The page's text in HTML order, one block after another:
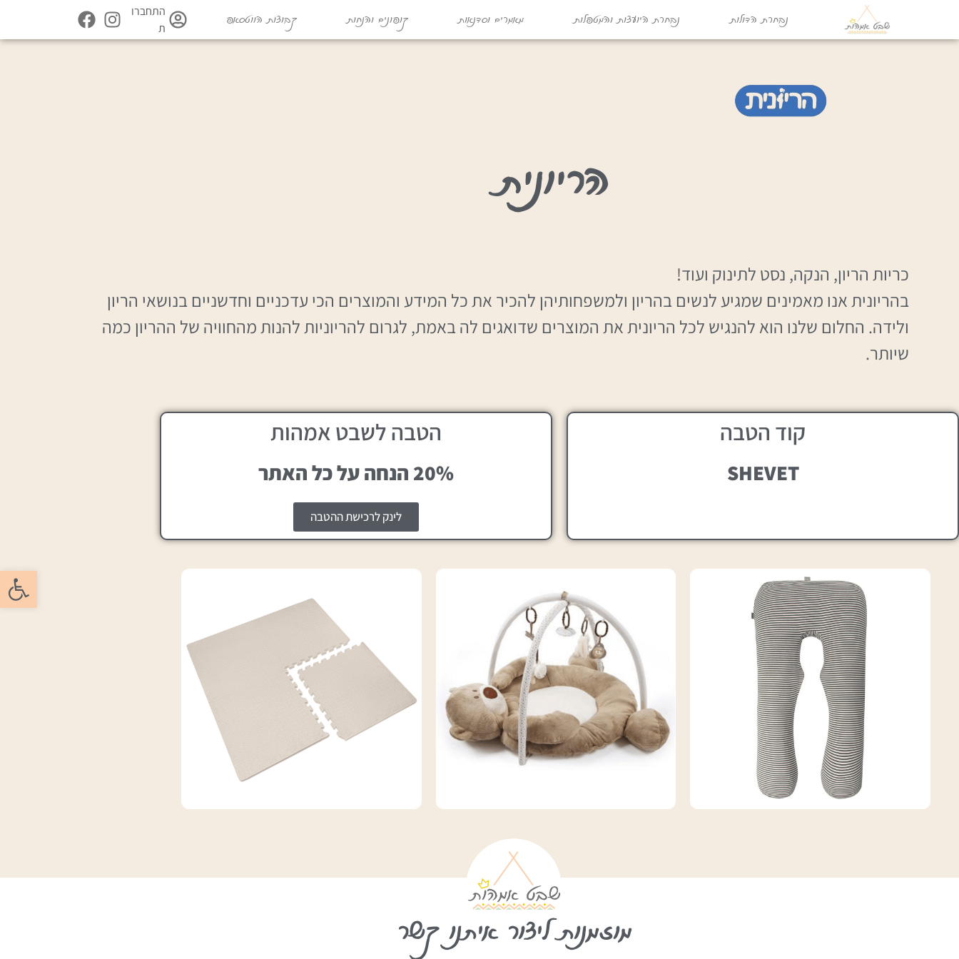
פתח
נבחרת הדולות נבחרת היועצות והמטפלות מאמרים וסדנאות קופונים והנחות קבוצות הווטסאפ
התחברו
ת
הריונית
כריות הריון, הנקה, נסט לתינוק ועוד!
בהריונית אנו מאמינים שמגיע לנשים בהריון ולמשפחותיהן להכיר את כל המידע והמוצרים הכי עדכניים וחדשניים בנושאי הריון
ולידה. החלום שלנו הוא להנגיש לכל הריונית את המוצרים שדואגים לה באמת, לגרום להריוניות להנות מהחוויה של ההריון כמה
שיותר.
קוד הטבה
SHEVET
הטבה לשבט אמהות
20% הנחה על כל האתר
לינק לרכישת ההטבה
מוזמנות ליצור איתנו קשר